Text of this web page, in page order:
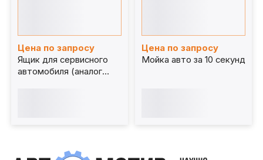
Цена по запросу
Ящик для сервисного
автомобиля (аналог
Цена по запросу
Мойка авто за 10 секунд